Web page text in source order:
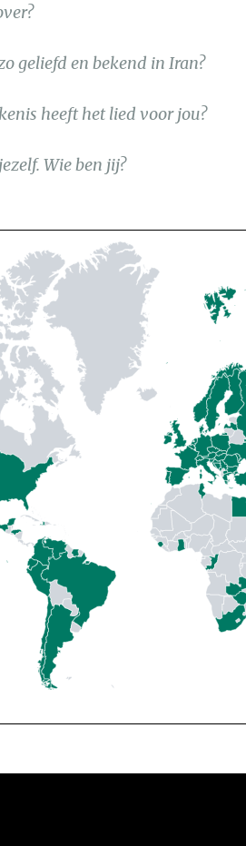
geliefd en bekend in Iran?
heeft het lied voor jou?
Wie ben jij?